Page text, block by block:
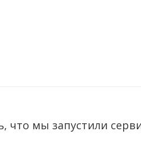
что мы запустили